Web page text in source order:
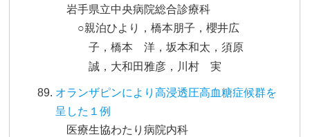
岩手県立中央病院総合診療科
○親泊ひより，橋本朋子，櫻井広
子，橋本 洋，坂本和太，須原
誠，大和田雅彦，川村 実
オランザピンにより高浸透圧高血糖症候群を
呈した１例
医療生協わたり病院内科